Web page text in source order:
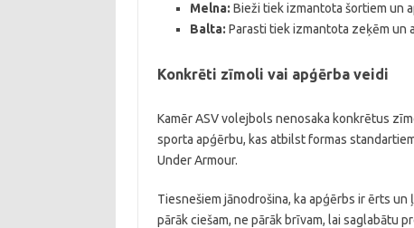
Melna: Bieži tiek izmantota šortiem un
Balta: Parasti tiek izmantota zeķēm un
Konkrēti zīmoli vai apģērba veidi
Kamēr ASV volejbols nenosaka konkrētus
sporta apģērbu, kas atbilst formas
Under Armour.
Tiesnešiem jānodrošina, ka apģērbs ir ērts
pārāk ciešam, ne pārāk brīvam, lai saglabātu